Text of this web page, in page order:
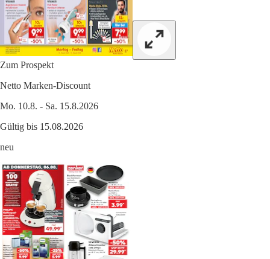
Zum Prospekt
Netto Marken-Discount
Mo. 10.8. - Sa. 15.8.2026
Gültig bis 15.08.2026
neu